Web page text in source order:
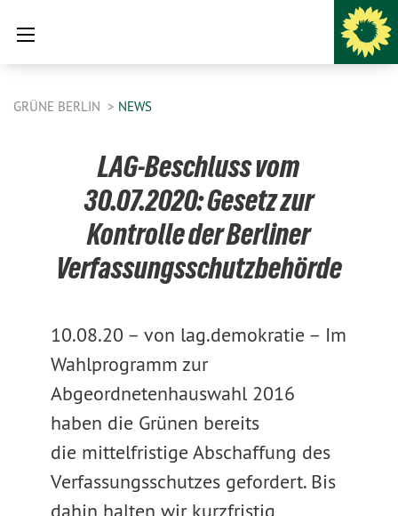
GRÜNE BERLIN NEWS
LAG-Beschluss vom
30.07.2020: Gesetz zur
Kontrolle der Berliner
Verfassungsschutzbehörde
10.08.20 – von lag.demokratie – Im
Wahlprogramm zur
Abgeordnetenhauswahl 2016
haben die Grünen bereits
die mittelfristige Abschaffung des
Verfassungsschutzes gefordert. Bis
dahin halten wir kurzfristig